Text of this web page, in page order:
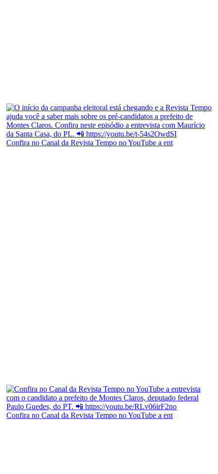
Confira no Canal da Revista Tempo no YouTube a ent
Confira no Canal da Revista Tempo no YouTube a ent